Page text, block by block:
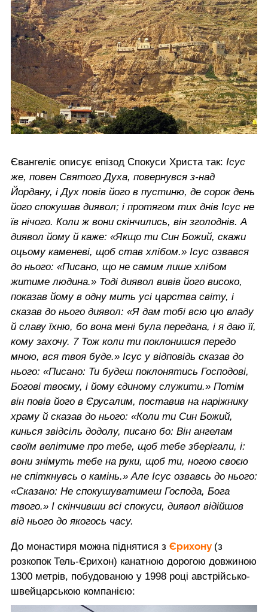
Євангеліє описує епізод Спокуси Христа так: Ісус
же, повен Святого Духа, повернувся з-над
Йордану, і Дух повів його в пустиню, де сорок день
його спокушав диявол; і протягом тих днів Ісус не
їв нічого. Коли ж вони скінчились, він зголоднів. А
диявол йому й каже: «Якщо ти Син Божий, скажи
оцьому каменеві, щоб став хлібом.» Ісус озвався
до нього: «Писано, що не самим лише хлібом
житиме людина.» Тоді диявол вивів його високо,
показав йому в одну мить усі царства світу, і
сказав до нього диявол: «Я дам тобі всю цю владу
й славу їхню, бо вона мені була передана, і я даю її,
кому захочу. 7 Тож коли ти поклонишся передо
мною, вся твоя буде.» Ісус у відповідь сказав до
нього: «Писано: Ти будеш поклонятись Господові,
Богові твоєму, і йому єдиному служити.» Потім
він повів його в Єрусалим, поставив на наріжнику
храму й сказав до нього: «Коли ти Син Божий,
кинься звідсіль додолу, писано бо: Він ангелам
своїм велітиме про тебе, щоб тебе зберігали, і:
вони знімуть тебе на руки, щоб ти, ногою своєю
не спіткнувсь о камінь.» Але Ісус озвавсь до нього:
«Сказано: Не спокушуватимеш Господа, Бога
твого.» І скінчивши всі спокуси, диявол відійшов
від нього до якогось часу.
До монастиря можна піднятися з Єрихону (з
розкопок Тель-Єрихон) канатною дорогою довжиною
1300 метрів, побудованою у 1998 році австрійсько-
швейцарською компанією: